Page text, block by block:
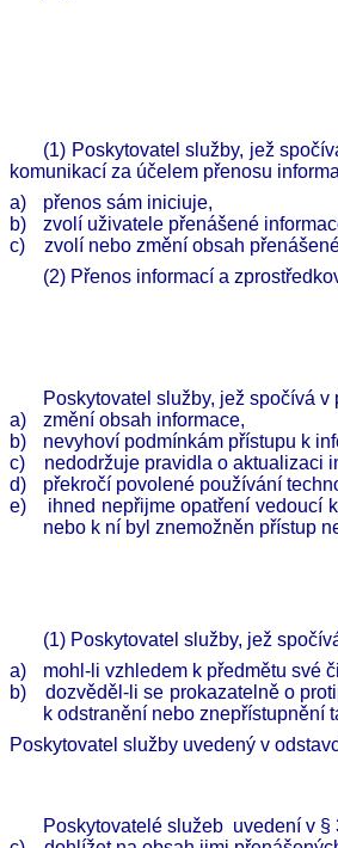
(1) Poskytovatel služby, jež
komunikací za účelem přenosu
a)
přenos sám iniciuje,
b)
zvolí uživatele přenášené
c)
zvolí nebo změní obsah
(2) Přenos informací a
Poskytovatel služby, jež spočívá
a)
změní obsah informace,
b)
nevyhoví podmínkám přístupu k
c)
nedodržuje pravidla o aktualizaci
d)
překročí povolené používání
e)
ihned nepřijme opatření vedoucí
nebo k ní byl znemožněn přístup
(1) Poskytovatel služby, jež
a)
mohl-li vzhledem k předmětu své
b)
dozvěděl-li se prokazatelně o
k odstranění nebo znepřístupnění
Poskytovatel služby uvedený v
Poskytovatelé služeb uvedení v §